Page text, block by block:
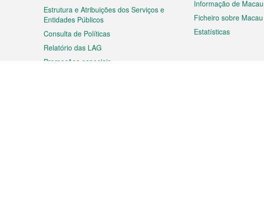
Estrutura e Atribuições dos Serviços e
Entidades Públicos
Consulta de Políticas
Relatório das LAG
Promoções especiais
Informação de Macau
Ficheiro sobre Macau
Estatísticas